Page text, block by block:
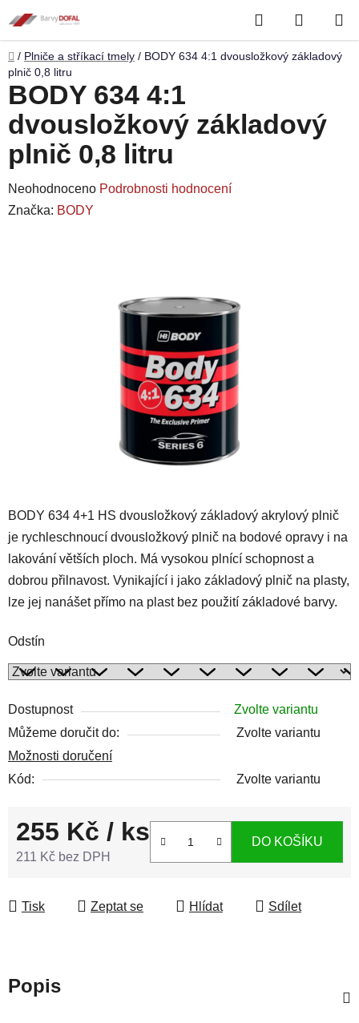
na
obsah
Hledat
KOŠÍK
Domů
/ Plniče a stříkací tmely / BODY 634 4:1 dvousložkový základový
plnič 0,8 litru
BODY 634 4+1 HS dvousložkový základový akrylový plnič
je rychleschnoucí dvousložkový plnič na bodové opravy i na
lakování větších ploch. Má vysokou plnící schopnost a
dobrou přilnavost. Vynikající i jako základový plnič na plasty,
lze jej nanášet přímo na plast bez použití základové barvy.
Odstín
Dostupnost
Zvolte variantu
Můžeme doručit do:
Zvolte variantu
Možnosti doručení
Kód:
Zvolte variantu
255 Kč / ks
211 Kč bez DPH
DO KOŠÍKU
Tisk Zeptat se Hlídat Sdílet
BODY 634 4:1
dvousložkový základový
plnič 0,8 litru
Průměrné
hodnocení
Neohodnoceno Podrobnosti hodnocení
Značka: BODY
Popis